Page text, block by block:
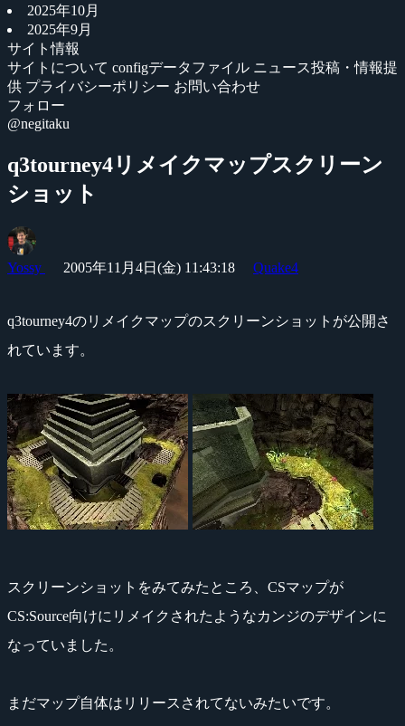
2025年10月
2025年9月
サイト情報
サイトについて configデータファイル ニュース投稿・情報提
供 プライバシーポリシー お問い合わせ
フォロー
@negitaku
q3tourney4リメイクマップスクリーン
ショット
Yossy 2005年11月4日(金) 11:43:18 Quake4
q3tourney4のリメイクマップのスクリーンショットが公開さ
れています。
スクリーンショットをみてみたところ、CSマップが
CS:Source向けにリメイクされたようなカンジのデザインに
なっていました。
まだマップ自体はリリースされてないみたいです。